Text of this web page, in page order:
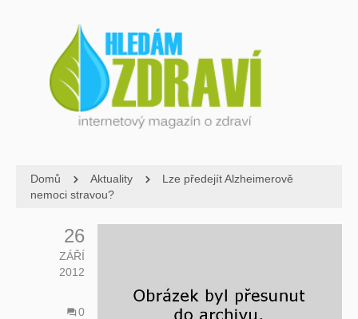
Domů Aktuality
Lze předejít Alzheimerově
nemoci stravou?
26
ZÁŘÍ
2012
0